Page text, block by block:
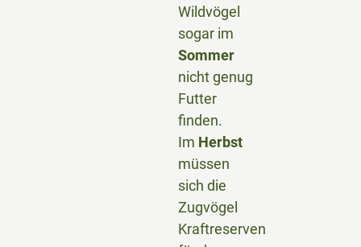
Wildvögel
sogar im
Sommer
nicht genug
Futter
finden.
Im Herbst
müssen
sich die
Zugvögel
Kraftreserven